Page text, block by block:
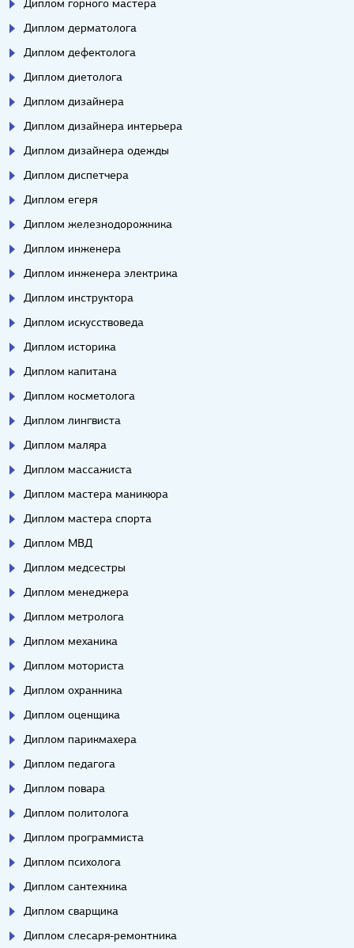
Диплом горного мастера
Диплом дерматолога
Диплом дефектолога
Диплом диетолога
Диплом дизайнера
Диплом дизайнера интерьера
Диплом дизайнера одежды
Диплом диспетчера
Диплом егеря
Диплом железнодорожника
Диплом инженера
Диплом инженера электрика
Диплом инструктора
Диплом искусствоведа
Диплом историка
Диплом капитана
Диплом косметолога
Диплом лингвиста
Диплом маляра
Диплом массажиста
Диплом мастера маникюра
Диплом мастера спорта
Диплом МВД
Диплом медсестры
Диплом менеджера
Диплом метролога
Диплом механика
Диплом моториста
Диплом охранника
Диплом оценщика
Диплом парикмахера
Диплом педагога
Диплом повара
Диплом политолога
Диплом программиста
Диплом психолога
Диплом сантехника
Диплом сварщика
Диплом слесаря-ремонтника